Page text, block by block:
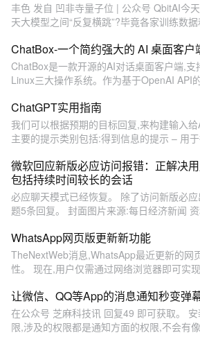
丰色 发自 凹非寺量子位 | 公众号 QbitAI今
天大模型之间“反复横跳”?毕竟各家训练数
ChatBox-一个简约强大的 AI 桌面客户
ChatBox是一款开源的AI对话桌面客户端,
Linux三大操作系统。作为基于OpenAI API
ChatGPT实用指南
我们可以根据预期的目标回复,来构建输入
主要的提示类别包括:得到信息的提示 – 用
微软回应新版必应访问报错：正解决用
包括持续时间较长的会话
必应聊天模式已经恢复。 除了访问新版必
题5条回复。 封面图片来源:每日经济新闻
WhatsApp网页版更新新功能
TheNextWeb消息,WhatsApp最近更新的网
性。 现在,用户仅需通过网络浏览器即可实
让微信、QQ等App的消息通知秒变弹
在公众号 芝麻科技讯 回复49 即可获取。
限,涉及的权限都是通知方面的权限,不会有